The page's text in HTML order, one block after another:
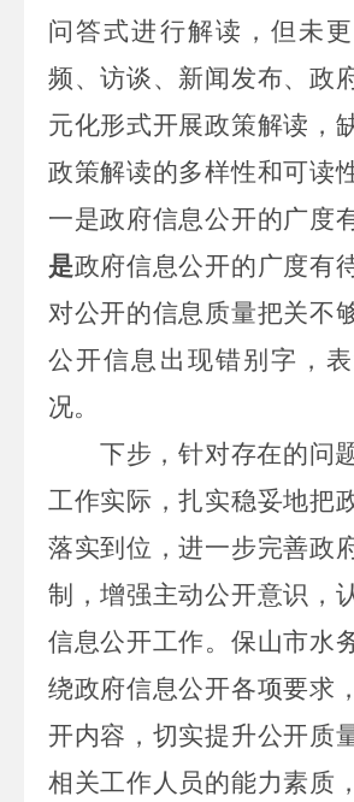
问答式进行解读，但未
频、访谈、新闻发布、政
元化形式开展政策解读，
政策解读的多样性和可读
一是政府信息公开的广度
是政府信息公开的广度有
对公开的信息质量把关不
公开信息出现错别字，
况。
下步，针对存在的问
工作实际，扎实稳妥地把
落实到位，进一步完善政
制，增强主动公开意识，
信息公开工作。保山市水
绕政府信息公开各项要求
开内容，切实提升公开质
相关工作人员的能力素质